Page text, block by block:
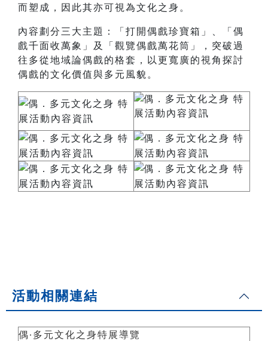
而塑成，因此其亦可視為文化之身。
內容劃分三大主題：「打開偶戲珍寶箱」、「偶
戲千面收萬象」及「觀覽偶戲萬花筒」，突破過
往多從地域論偶戲的格套，以更寬廣的視角探討
偶戲的文化價值與多元風貌。
活動相關連結
偶∙多元文化之身特展導覽